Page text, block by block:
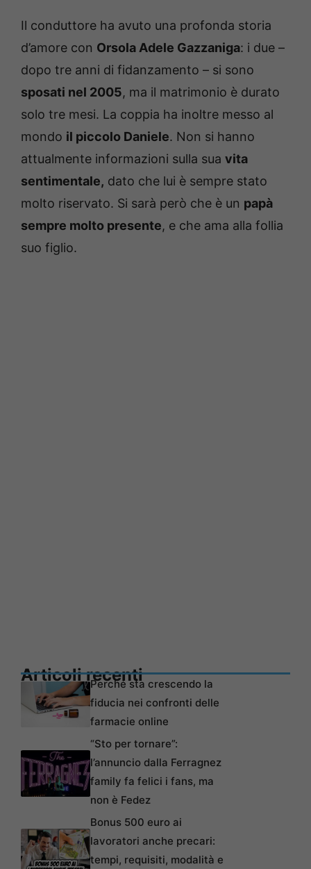
Il conduttore ha avuto una profonda storia
d’amore con Orsola Adele Gazzaniga: i due –
dopo tre anni di fidanzamento – si sono
sposati nel 2005, ma il matrimonio è durato
solo tre mesi. La coppia ha inoltre messo al
mondo il piccolo Daniele. Non si hanno
attualmente informazioni sulla sua vita
sentimentale, dato che lui è sempre stato
molto riservato. Si sarà però che è un papà
sempre molto presente, e che ama alla follia
suo figlio.
Articoli recentiPerché sta crescendo la
fiducia nei confronti delle
farmacie online
“Sto per tornare”:
l’annuncio dalla Ferragnez
family fa felici i fans, ma
non è Fedez
Bonus 500 euro ai
lavoratori anche precari:
tempi, requisiti, modalità e